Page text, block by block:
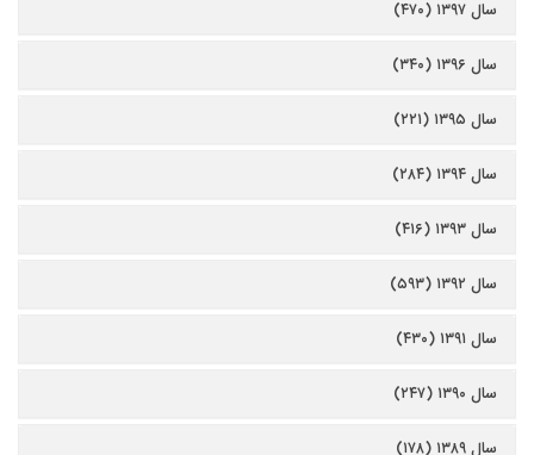
سال ۱۳۹۷ (۴۷۰)
سال ۱۳۹۶ (۳۴۰)
سال ۱۳۹۵ (۲۲۱)
سال ۱۳۹۴ (۲۸۴)
سال ۱۳۹۳ (۴۱۶)
سال ۱۳۹۲ (۵۹۳)
سال ۱۳۹۱ (۴۳۰)
سال ۱۳۹۰ (۲۴۷)
سال ۱۳۸۹ (۱۷۸)